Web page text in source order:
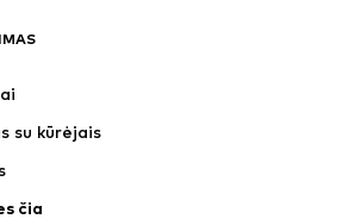
su kūrėjais
čia